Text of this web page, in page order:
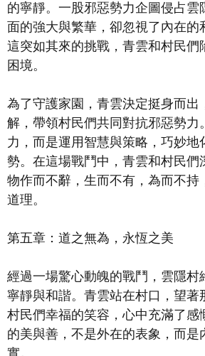
的寧靜。一股邪惡勢力企圖侵占雲
面的強大與繁華，卻忽視了內在的
這突如其來的挑戰，青雲和村民們
困境。
為了守護家園，青雲決定挺身而出
解，帶領村民們共同對抗邪惡勢力
力，而是運用智慧與策略，巧妙地
勢。在這場戰鬥中，青雲和村民們
物作而不辭，生而不有，為而不持
道理。
第五章：道之無為，永恆之美
經過一場驚心動魄的戰鬥，雲隱村
寧靜與和諧。青雲站在村口，望著
村民們幸福的笑容，心中充滿了感
的美與善，不是外在的表象，而是